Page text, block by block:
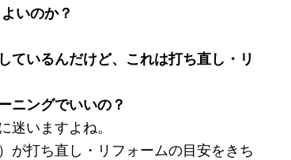
いのか？
ているんだけど、これは打ち直し・リ
ニングでいいの？
いますよね。
が打ち直し・リフォームの目安をきち